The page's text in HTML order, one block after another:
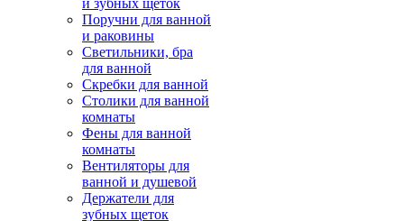
и зубных щеток
Поручни для ванной
и раковины
Светильники, бра
для ванной
Скребки для ванной
Столики для ванной
комнаты
Фены для ванной
комнаты
Вентиляторы для
ванной и душевой
Держатели для
зубных щеток